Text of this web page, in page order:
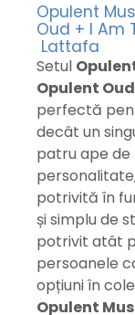
Opulent
Oud + I Am
Lattafa
Setul
Opulent
perfectă
decât un
patru ape
potrivită în
și simplu de
potrivit atât
persoanele
opțiuni în
Opulent